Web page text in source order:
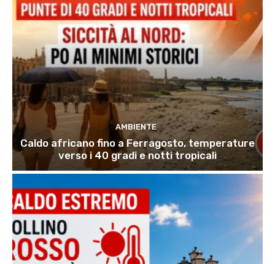
AMBIENTE
Caldo africano fino a Ferragosto, temperature
verso i 40 gradi e notti tropicali